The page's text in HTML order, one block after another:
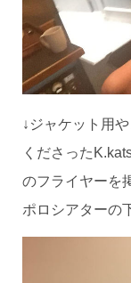
↓ジャケット用
くださった
のフライヤーを
ポロシアターの